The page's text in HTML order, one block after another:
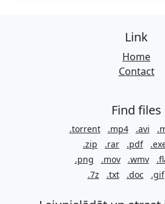
Link
Home
Contact
Find files
.torrent .mp4 .avi
.zip
.rar .pdf
.png
.mov .wmv
.7z
.txt .doc .gif